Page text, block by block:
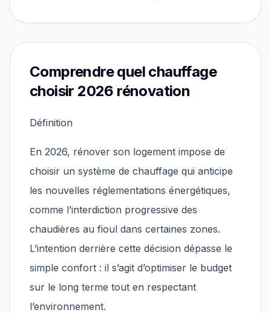
Comprendre quel chauffage
choisir 2026 rénovation
Définition
En 2026, rénover son logement impose de
choisir un système de chauffage qui anticipe
les nouvelles réglementations énergétiques,
comme l’interdiction progressive des
chaudières au fioul dans certaines zones.
L’intention derrière cette décision dépasse le
simple confort : il s’agit d’optimiser le budget
sur le long terme tout en respectant
l’environnement.